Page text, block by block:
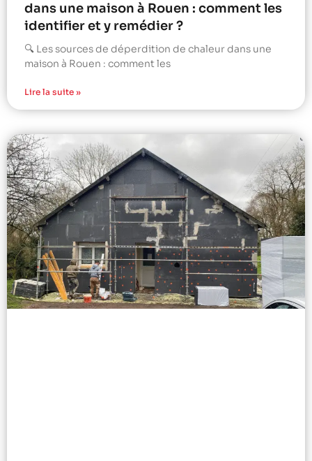
dans une maison à Rouen : comment les
identifier et y remédier ?
🔍 Les sources de déperdition de chaleur dans une
maison à Rouen : comment les
Lire la suite »